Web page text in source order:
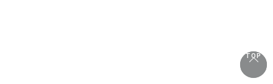
TOP
TOP